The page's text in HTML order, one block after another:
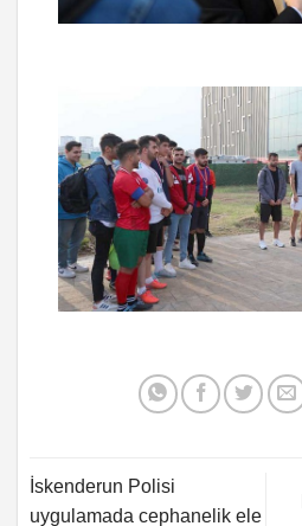
İskenderun Polisi
uygulamada cephanelik ele